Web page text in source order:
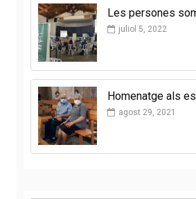
Les persones
juliol 5, 2022
Homenatge als
agost 29, 2021